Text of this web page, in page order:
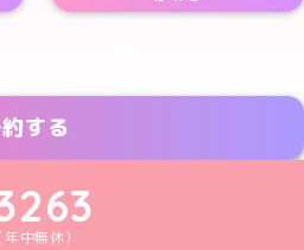
する
ーみんTikTok公式アカウント
どりーみんX公式アカウント
中無休）